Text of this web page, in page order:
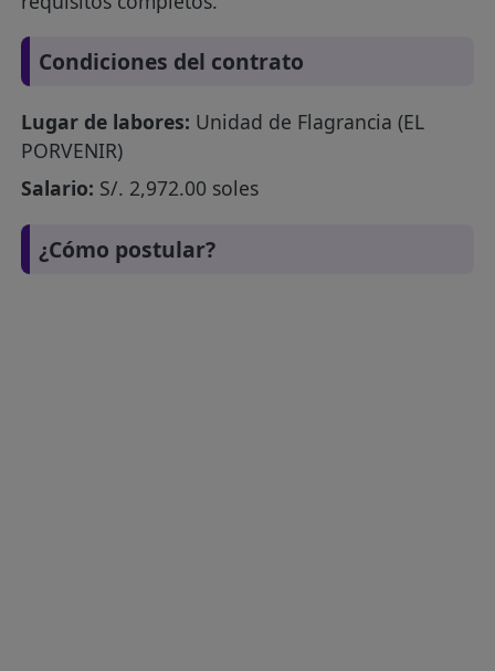
Condiciones del contrato
Lugar de labores: Unidad de Flagrancia (EL
PORVENIR)
Salario: S/. 2,972.00 soles
¿Cómo postular?